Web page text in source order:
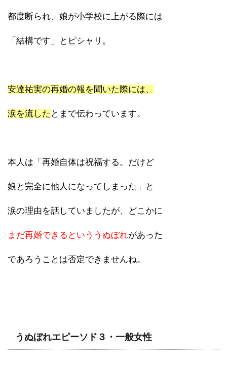
都度断られ、娘が小学校に上がる際には
「結構です」とピシャリ。
安達祐実の再婚の報を聞いた際には、
涙を流した とまで伝わっています。
本人は「再婚自体は祝福する。だけど
娘と完全に他人になってしまった」と
涙の理由を話していましたが、どこかに
まだ再婚できるといううぬぼれがあった
であろうことは否定できませんね。
うぬぼれエピーソド３・一般女性